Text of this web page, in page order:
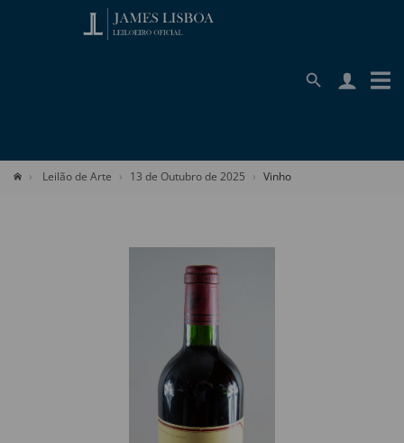
Leilão de Arte 13 de Outubro de 2025 Vinho